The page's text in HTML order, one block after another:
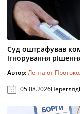
Суд оштрафував
ігнорування
Автор:Лента от
05.08.2026